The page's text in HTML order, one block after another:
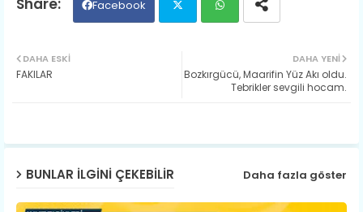
Facebook
ter ats
p
DAHA YENI
Bozkırgücü, Maarifin Yüz Akı oldu.
Tebrikler sevgili hocam.
DAHA ESKI
FAKILAR
BUNLAR ILGINI ÇEKEBILIR Daha fazla göster